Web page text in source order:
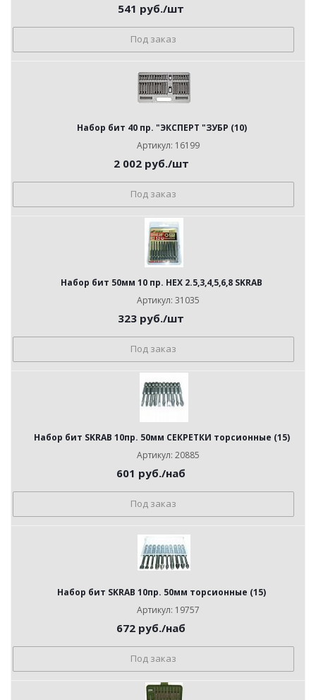
541 руб./шт
Под заказ
Набор бит 40 пр. "ЭКСПЕРТ "ЗУБР (10)
Артикул: 16199
2 002руб./шт
Под заказ
Набор бит 50мм 10 пр. HEX 2.5,3,4,5,6,8 SKRAB
Артикул: 31035
323 руб./шт
Под заказ
Набор бит SKRAB 10пр. 50мм СЕКРЕТКИ торсионные (15)
Артикул: 20885
601 руб./наб
Под заказ
Набор бит SKRAB 10пр. 50мм торсионные (15)
Артикул: 19757
672 руб./наб
Под заказ